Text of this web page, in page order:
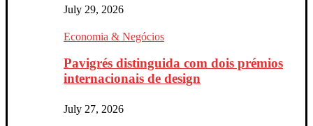
July 29, 2026
Economia & Negócios
Pavigrés distinguida com dois prémios
internacionais de design
July 27, 2026